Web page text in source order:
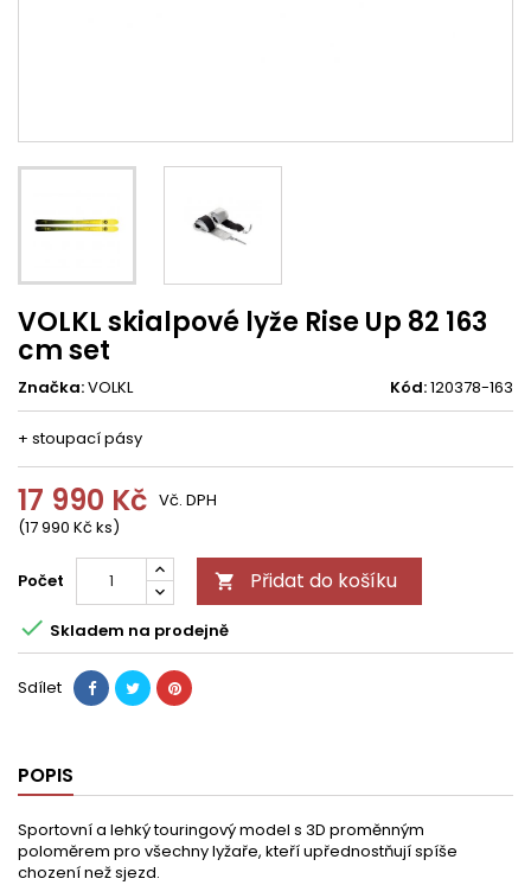
VOLKL skialpové lyže Rise Up 82 163
cm set
Značka:VOLKL Kód:120378-163
+ stoupací pásy
17 990 Kč
(17 990 Kč ks)
Vč. DPH
Počet  Přidat do košíku
 Skladem na prodejně
Sdílet
POPIS
Sportovní a lehký touringový model s 3D proměnným
poloměrem pro všechny lyžaře, kteří upřednostňují spíše
chození než sjezd.